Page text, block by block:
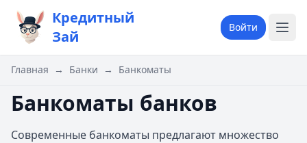
Кредитный
Зай
Войти
Главная → Банки → Банкоматы
Банкоматы банков
Современные банкоматы предлагают множество